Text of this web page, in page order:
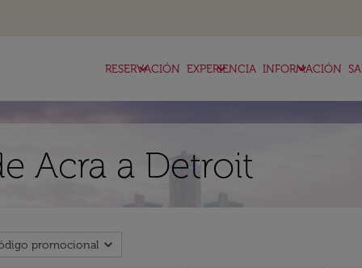
RESERVACIÓN
keyboard_arrow_down EXPERIENCIA
keyboard_arrow_down INFORMACIÓN
keyboard_arrow_down
Acra a Detroit
promocional expand_more